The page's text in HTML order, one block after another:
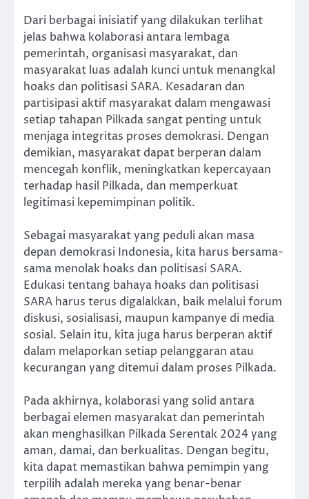
Dari berbagai inisiatif yang dilakukan terlihat
jelas bahwa kolaborasi antara lembaga
pemerintah, organisasi masyarakat, dan
masyarakat luas adalah kunci untuk menangkal
hoaks dan politisasi SARA. Kesadaran dan
partisipasi aktif masyarakat dalam mengawasi
setiap tahapan Pilkada sangat penting untuk
menjaga integritas proses demokrasi. Dengan
demikian, masyarakat dapat berperan dalam
mencegah konflik, meningkatkan kepercayaan
terhadap hasil Pilkada, dan memperkuat
legitimasi kepemimpinan politik.
Sebagai masyarakat yang peduli akan masa
depan demokrasi Indonesia, kita harus bersama-
sama menolak hoaks dan politisasi SARA.
Edukasi tentang bahaya hoaks dan politisasi
SARA harus terus digalakkan, baik melalui forum
diskusi, sosialisasi, maupun kampanye di media
sosial. Selain itu, kita juga harus berperan aktif
dalam melaporkan setiap pelanggaran atau
kecurangan yang ditemui dalam proses Pilkada.
Pada akhirnya, kolaborasi yang solid antara
berbagai elemen masyarakat dan pemerintah
akan menghasilkan Pilkada Serentak 2024 yang
aman, damai, dan berkualitas. Dengan begitu,
kita dapat memastikan bahwa pemimpin yang
terpilih adalah mereka yang benar-benar